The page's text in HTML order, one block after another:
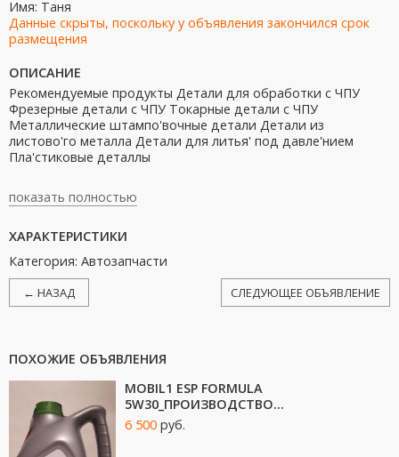
Имя: Таня
Данные скрыты, поскольку у объявления закончился срок
размещения
ОПИСАНИЕ
Рекомендуемые продукты Детали для обработки с ЧПУ
Фрезерные детали с ЧПУ Токарные детали с ЧПУ
Металлические штампо'вочные детали Детали из
листово'го металла Детали для литья' под давле'нием
Пла'стиковые деталлы
показать полностью
ХАРАКТЕРИСТИКИ
Категория: Автозапчасти
← НАЗАД СЛЕДУЮЩЕЕ ОБЪЯВЛЕНИЕ
ПОХОЖИЕ ОБЪЯВЛЕНИЯ
MOBIL1 ESP FORMULA
5W30_ПРОИЗВОДСТВО...
6 500 руб.